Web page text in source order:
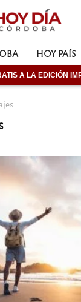
HOY PAÍS
A LA EDICIÓN